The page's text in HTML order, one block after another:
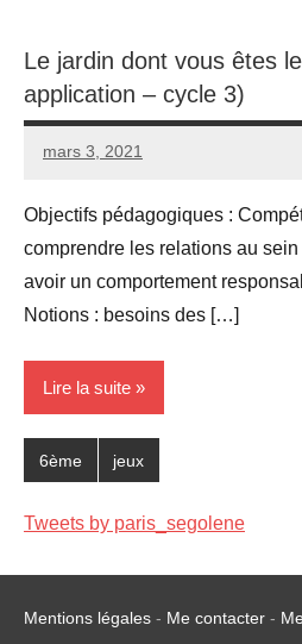
Le jardin dont vous êtes
application – cycle 3)
mars 3, 2021
Seg0_La_Vraie
7
Objectifs pédagogiques :
comprendre les relations au sein
avoir un comportement
Notions : besoins des […]
Lire la suite
6ème jeux
Tweets by paris_segolene
Mentions légales - Me contacter -